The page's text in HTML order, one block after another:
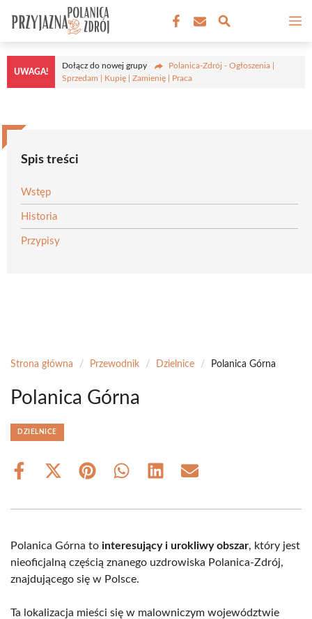
treści
UWAGA!
Dołącz do nowej grupy
Polanica-Zdrój - Ogłoszenia |
Sprzedam | Kupię | Zamienię | Praca
Spis treści
Wstęp
Historia
Przypisy
Strona główna / Przewodnik / Dzielnice / Polanica Górna
Polanica Górna
DZIELNICE
Share
Share
(Twitter)
Share Share Share Share
Polanica Górna to interesujący i urokliwy obszar, który jest
nieoficjalną częścią znanego uzdrowiska Polanica-Zdrój,
znajdującego się w Polsce.
Ta lokalizacja mieści się w malowniczym województwie